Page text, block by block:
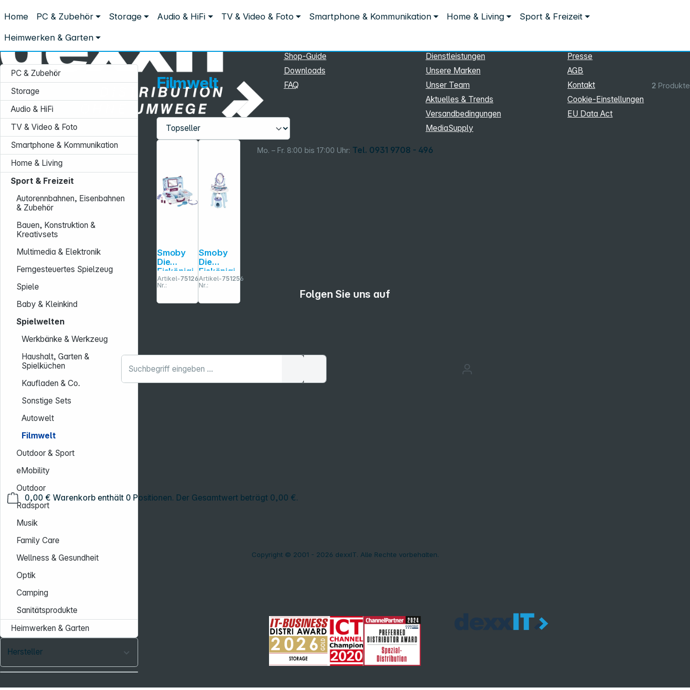
Mo. – Fr. 8:00 bis 17:00 Uhr: Tel. 0931 9708 - 496
0,00 € Warenkorb enthält 0 Positionen. Der Gesamtwert beträgt 0,00 €.
Home PC & Zubehör Storage Audio & HiFi TV & Video & Foto Smartphone & Kommunikation Home & Living Sport & Freizeit
Heimwerken & Garten
Sport & Freizeit Spielwelten Filmwelt
Filmwelt
PC & Zubehör
Storage
Audio & HiFi
TV & Video & Foto
Smartphone & Kommunikation
Home & Living
Sport & Freizeit
Autorennbahnen, Eisenbahnen
& Zubehör
Bauen, Konstruktion &
Kreativsets
Multimedia & Elektronik
Ferngesteuertes Spielzeug
Spiele
Baby & Kleinkind
Spielwelten
Werkbänke & Werkzeug
Haushalt, Garten &
Spielküchen
Kaufladen & Co.
Sonstige Sets
Autowelt
Filmwelt
Outdoor & Sport
eMobility
Outdoor
Radsport
Musik
Family Care
Wellness & Gesundheit
Optik
Camping
Sanitätsprodukte
Heimwerken & Garten
Hersteller
Filmwelt 2 Produkte
Smoby
Die
Eiskönigi
n
Kosmetik
koffer
Artikel-
Nr.:
751263
Smoby
Die
Eiskönigi
n
Frisiersal
Artikel-
Nr.:
751256
Service-Hotline:
+49 931 9708–496
Mo. - Fr.: 08:00 - 17:00 Uhr
Shop-Guide
Downloads
FAQ
Dienstleistungen
Unsere Marken
Unser Team
Aktuelles & Trends
Versandbedingungen
MediaSupply
Presse
AGB
Kontakt
Cookie‑Einstellungen
EU Data Act
Folgen Sie uns auf
Copyright © 2001 - 2026 dexxIT. Alle Rechte vorbehalten.